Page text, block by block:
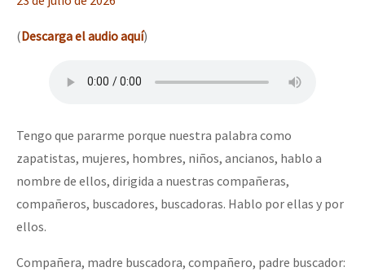
(Descarga el audio aquí)
Tengo que pararme porque nuestra palabra como
zapatistas, mujeres, hombres, niños, ancianos, hablo a
nombre de ellos, dirigida a nuestras compañeras,
compañeros, buscadores, buscadoras. Hablo por ellas y por
ellos.
Compañera, madre buscadora, compañero, padre buscador: